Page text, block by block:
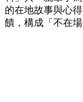
的在地故事與心
饋，構成「不在場